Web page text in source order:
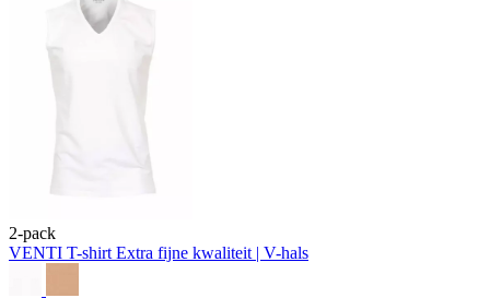
2-pack
VENTI T-shirt Extra fijne kwaliteit | V-hals